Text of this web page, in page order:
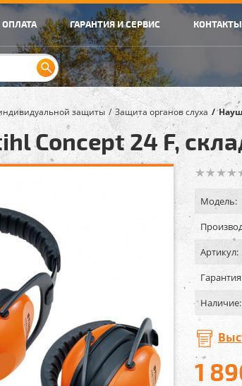
ОПЛАТА ГАРАНТИЯ И СЕРВИС КОНТАКТЫ
защиты Защита органов слуха
Concept 24 F,
Модель:
Артикул:
Наличие:
1